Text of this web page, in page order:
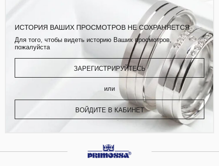
ИСТОРИЯ ВАШИХ ПРОСМОТРОВ НЕ СОХРАНЯЕТСЯ
Для того, чтобы видеть историю Ваших просмотров,
пожалуйста
ЗАРЕГИСТРИРУЙТЕСЬ
или
ВОЙДИТЕ В КАБИНЕТ